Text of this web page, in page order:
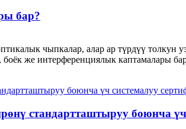
бар?
чыпкалар, алар ар түрдүү
же интерференциялык каптамалары
стандартташтыруу боюнча